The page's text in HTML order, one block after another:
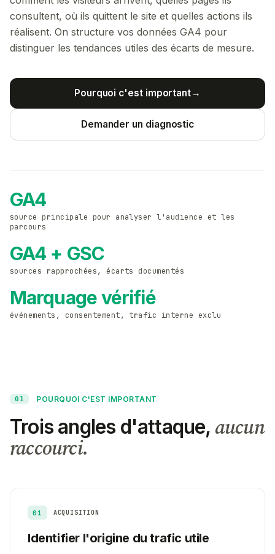
consultent, où ils quittent le site et quelles actions ils
réalisent. On structure vos données GA4 pour
distinguer les tendances utiles des écarts de mesure.
Pourquoi c'est important→
Demander un diagnostic
GA4
source principale pour analyser l'audience et les
parcours
GA4 + GSC
sources rapprochées, écarts documentés
Marquage vérifié
événements, consentement, trafic interne exclu
01 POURQUOI C'EST IMPORTANT
Trois angles d'attaque, aucun
raccourci.
01 ACQUISITION
Identifier l'origine du trafic utile